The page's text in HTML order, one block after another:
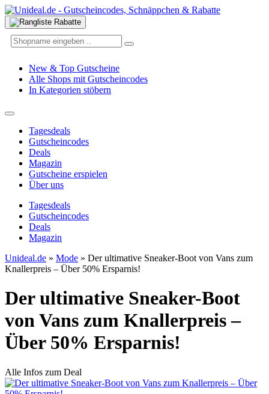
New & Top Gutscheine
Alle Shops mit Gutscheincodes
In Kategorien stöbern
Tagesdeals
Gutscheincodes
Deals
Magazin
Gutscheine erspielen
Über uns
Tagesdeals
Gutscheincodes
Deals
Magazin
Unideal.de » Mode » Der ultimative Sneaker-Boot von Vans zum
Knallerpreis – Über 50% Ersparnis!
Der ultimative Sneaker-Boot
von Vans zum Knallerpreis –
Über 50% Ersparnis!
Alle Infos zum Deal